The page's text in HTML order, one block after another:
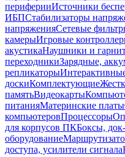
периферииИсточники
ИБПСтабилизаторы
напряженияСетевые
камерыИгровые
акустикаНаушники и
переходникиЗарядные,
репликаторы
доскиКомплектующие
памятьВидеокарты
питанияМатеринские платы
компьютеровПроцессоры
для корпусов ПКБоксы,
оборудование
доступа, усилители сигнала